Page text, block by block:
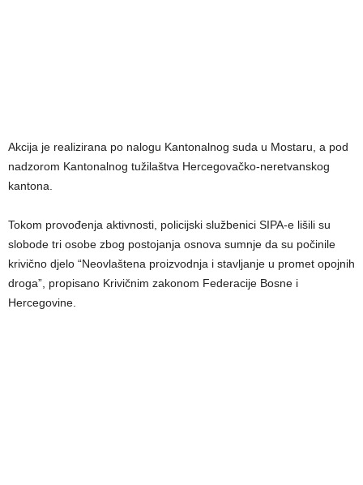
Akcija je realizirana po nalogu Kantonalnog suda u Mostaru, a pod
nadzorom Kantonalnog tužilaštva Hercegovačko-neretvanskog
kantona.
Tokom provođenja aktivnosti, policijski službenici SIPA-e lišili su
slobode tri osobe zbog postojanja osnova sumnje da su počinile
krivično djelo “Neovlaštena proizvodnja i stavljanje u promet opojnih
droga”, propisano Krivičnim zakonom Federacije Bosne i
Hercegovine.